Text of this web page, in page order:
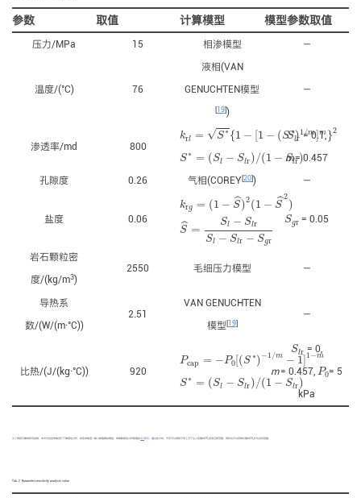
参数 取值 计算模型 模型参数取值
压力/MPa 15 相渗模型 —
温度/(°C) 76
液相(VAN
GENUCHTEN模型
[19])
—
渗透率/md 800
krl = √S∗{1 − 1 − (S∗)1/m]m }2
∗{1− [ S / m] m 2
S∗ = (Sl − Slr)/(1 − Slr)
S∗ Sl− )/ 1 −S
Slr
Slr= 0.1,
m= 0.457
孔隙度
0.26 气相(COREY [20]) —
盐度 0.06
krg = (1 − ˆ
S)2(1 − ˆ
S
2
)
2 1 )
ˆ
S =
Sl − Slr
Sl − Slr − Sgr
Slr −S Sgr
Sg = 0.05
岩石颗粒密
度/(kg/m3)
2550 毛细压力模型 —
导热系
数/(W/(m·°C))
2.51
VAN GENUCHTEN
模型 [19]
—
比热/(J/(kg·°C)) 920
Pcap = −P0 (S∗)−1/m − 1 1−m
( S ∗) 1 /m −1]1−m
S∗ = (Sl − Slr)/(1 − Slr)
S∗ Sl− )/ 1 −Slr)
Slr
S
= 0,
m = 0.457, P0
P0= 5
kPa
为了得到可靠的研究结果，本文对这些参数进行了敏感性分析，将各参数逐一输入数值模拟模型，参数敏感性分析取值如 表2 所示。通过此方式，不仅可以得到不同工况下注入初期的CO 2 羽流迁移范围，同时也可以获得长期的CO 2 矿化封存容量。
Tab. 2 Parameter sensitivity analysis value